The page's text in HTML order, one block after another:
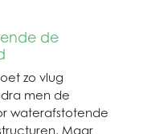
de
zo vlug
men de
waterafstotende
Maar